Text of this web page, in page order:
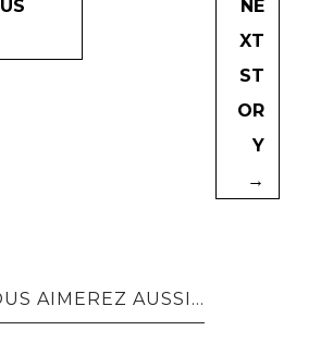
NE
XT
ST
OR
Y
→
AIMEREZ AUSSI...